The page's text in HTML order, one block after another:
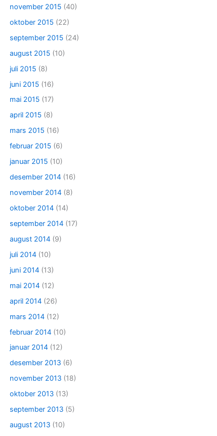
november 2015 (40)
oktober 2015 (22)
september 2015 (24)
august 2015 (10)
juli 2015 (8)
juni 2015 (16)
mai 2015 (17)
april 2015 (8)
mars 2015 (16)
februar 2015 (6)
januar 2015 (10)
desember 2014 (16)
november 2014 (8)
oktober 2014 (14)
september 2014 (17)
august 2014 (9)
juli 2014 (10)
juni 2014 (13)
mai 2014 (12)
april 2014 (26)
mars 2014 (12)
februar 2014 (10)
januar 2014 (12)
desember 2013 (6)
november 2013 (18)
oktober 2013 (13)
september 2013 (5)
august 2013 (10)